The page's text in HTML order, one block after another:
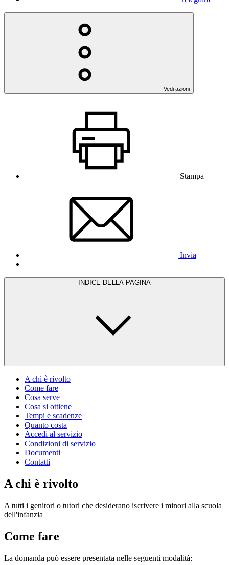
Vedi azioni
Stampa
Invia
INDICE DELLA PAGINA
A chi è rivolto
Come fare
Cosa serve
Cosa si ottiene
Tempi e scadenze
Quanto costa
Accedi al servizio
Condizioni di servizio
Documenti
Contatti
A chi è rivolto
A tutti i genitori o tutori che desiderano iscrivere i minori alla scuola
dell'infanzia
Come fare
La domanda può essere presentata nelle seguenti modalità: